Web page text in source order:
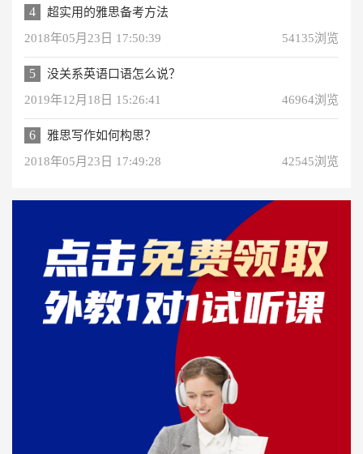
4
超实用的雅思备考方法
2018年05月23日 17:50:39
54135浏览
5
没关系英语口语怎么说？
2019年12月18日 15:26:41
46964浏览
6
雅思写作如何构思？
2018年05月23日 17:49:28
42545浏览